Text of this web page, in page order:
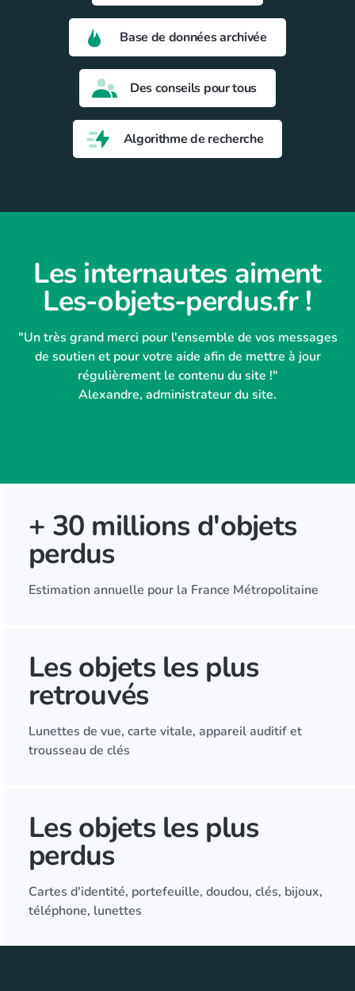
Base de données archivée
Des conseils pour tous
Algorithme de recherche
Les internautes aiment
Les-objets-perdus.fr !
"Un très grand merci pour l'ensemble de vos messages
de soutien et pour votre aide afin de mettre à jour
régulièrement le contenu du site !"
Alexandre, administrateur du site.
+ 30 millions d'objets
perdus
Estimation annuelle pour la France Métropolitaine
Les objets les plus
retrouvés
Lunettes de vue, carte vitale, appareil auditif et
trousseau de clés
Les objets les plus
perdus
Cartes d'identité, portefeuille, doudou, clés, bijoux,
téléphone, lunettes